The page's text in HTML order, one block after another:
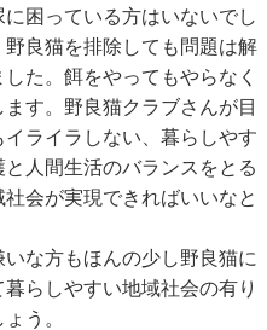
困っている方はいないでし
良猫を排除しても問題は解
た。餌をやってもやらなく
す。野良猫クラブさんが目
ライラしない、暮らしやす
人間生活のバランスをとる
会が実現できればいいなと
な方もほんの少し野良猫に
らしやすい地域社会の有り
う。